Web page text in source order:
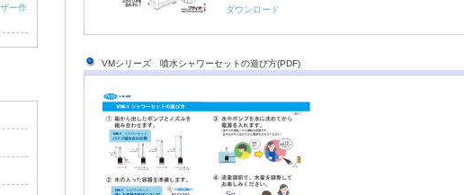
ダウンロード
VMシリーズ 噴水シャワーセットの遊び方(PDF)